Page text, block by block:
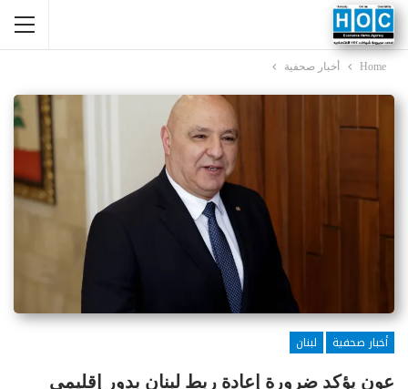
Home أخبار صحفية
أخبار صحفية
لبنان
عون يؤكد ضرورة إعادة ربط لبنان بدور إقليمي